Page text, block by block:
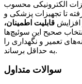
الکترونیکی محسوب
تا تجهیزات پزشکی و
قابلیت اطمینان،
صحیح این سوئیچ‌ها
تعمیر و نگهداری را
به حداقل برساند.
سوالات متداول